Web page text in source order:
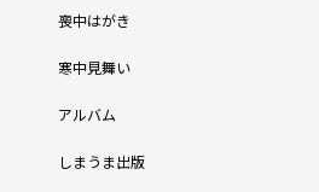
喪中はがき
寒中見舞い
アルバム
しまうま出版